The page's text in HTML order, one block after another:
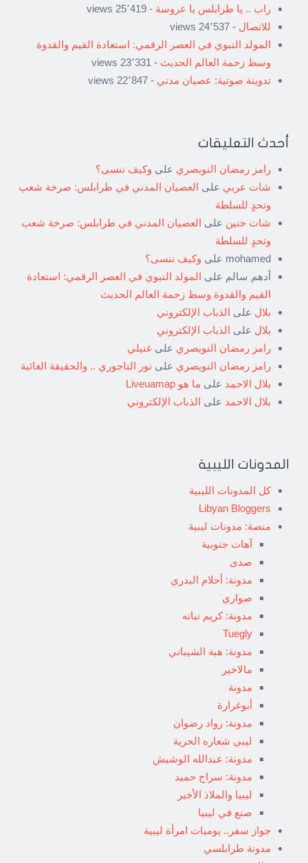
راب .. يا طرابلس يا عروسة - 25٬419 views
للاتصال - 24٬537 views
المولد النبوي في العصر الرقمي: استعادة القيم والقدوة
وسط زحمة العالم الحديث - 23٬331 views
تدوينة صوتية: عصيان مدني - 22٬847 views
أحدث التعليقات
رامز رمضان النويصري على وكيف ننسى؟
شات عربي على العصيان المدني في طرابلس: صرخة شعب
وتحدٍ للسلطة
شات حنين على العصيان المدني في طرابلس: صرخة شعب
وتحدٍ للسلطة
mohamed على وكيف ننسى؟
أدهم سالم على المولد النبوي في العصر الرقمي: استعادة
القيم والقدوة وسط زحمة العالم الحديث
بلال على الذباب الإلكتروني
بلال على الذباب الإلكتروني
رامز رمضان النويصري على غنيلي
رامز رمضان النويصري على نور التاجوري .. والحقيقة الغائبة
بلال الاحمد على ما هو Liveuamap
بلال الاحمد على الذباب الإلكتروني
المدونات الليبية
كل المدونات الليبية
Libyan Bloggers
منصة: مدونات ليبية
آهات جنوبية
صدى
مدونة: أحلام البدري
صواري
مدونة: كريم نباته
Tuegly
مدونة: هبة الشيباني
مالاخير
مدونة
أبوغرارة
مدونة: رواد رضوان
ليبي شعاره الحرية
مدونة: عبدالله الوشيش
مدونة: سراج حميد
ليبيا والملاذ الأخير
صنع في ليبيا
جواز سفر.. يوميات امرأة ليبية
مدونة طرابلسي